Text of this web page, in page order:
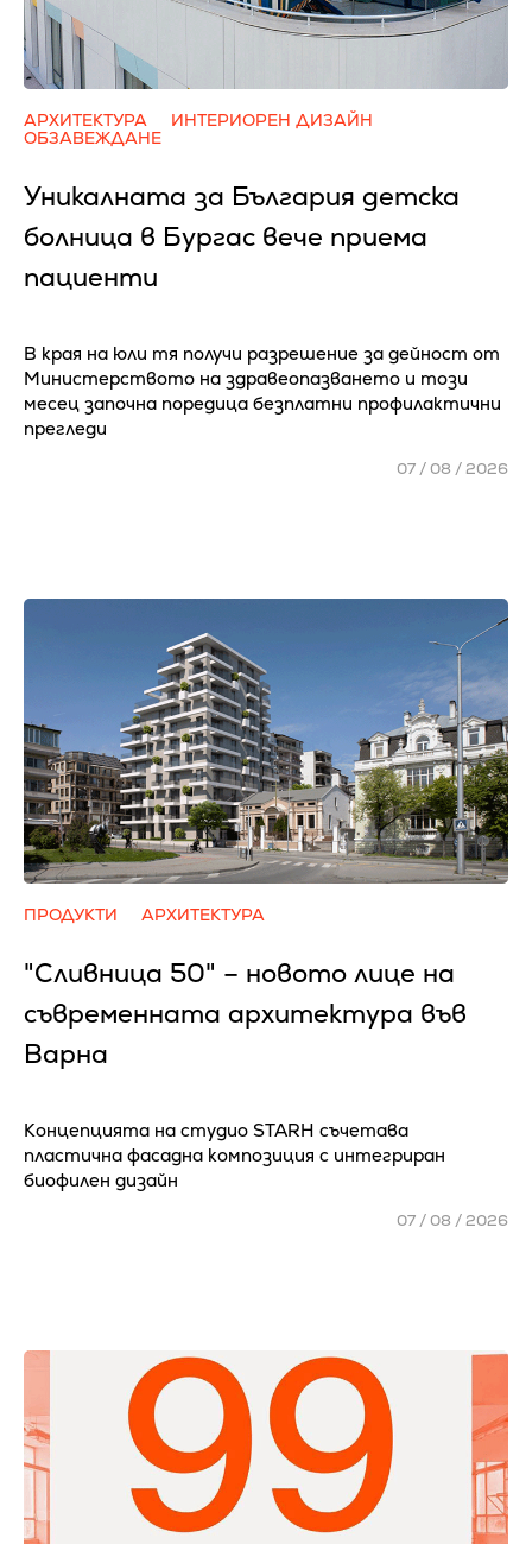
АРХИТЕКТУРА
ИНТЕРИОРЕН ДИЗАЙН
ОБЗАВЕЖДАНЕ
Уникалната за България детска
болница в Бургас вече приема
пациенти
В края на юли тя получи разрешение за дейност от
Министерството на здравеопазването и този
месец започна поредица безплатни профилактични
прегледи
07 / 08 / 2026
ПРОДУКТИ АРХИТЕКТУРА
"Сливница 50" – новото лице на
съвременната архитектура във
Варна
Концепцията на студио STARH съчетава
пластична фасадна композиция с интегриран
биофилен дизайн
07 / 08 / 2026